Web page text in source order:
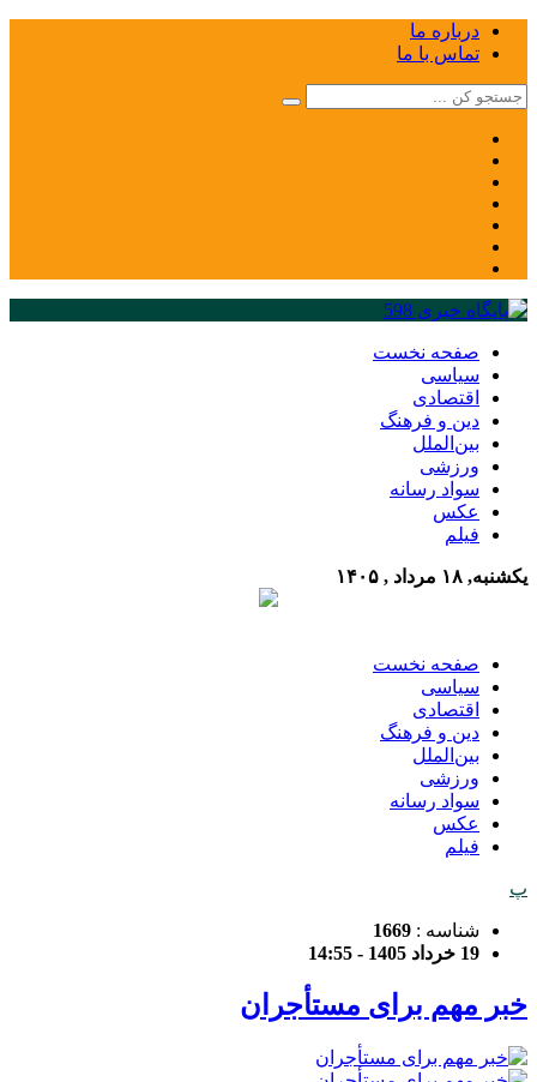
درباره ما
تماس با ما
صفحه نخست
سیاسی
اقتصادی
دین و فرهنگ
بین‌الملل
ورزشی
سواد رسانه
عکس
فیلم
یکشنبه, ۱۸ مرداد , ۱۴۰۵
صفحه نخست
سیاسی
اقتصادی
دین و فرهنگ
بین‌الملل
ورزشی
سواد رسانه
عکس
فیلم
پ
شناسه : 1669
19 خرداد 1405 - 14:55
خبر مهم برای مستأجران